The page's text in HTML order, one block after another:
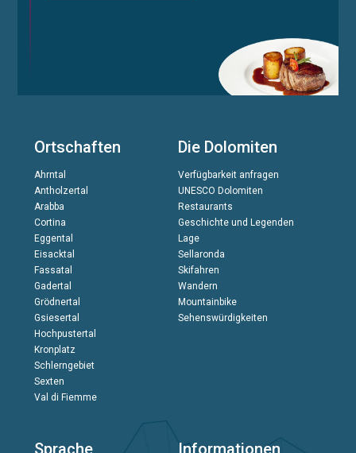
Ortschaften
Ahrntal
Antholzertal
Arabba
Cortina
Eggental
Eisacktal
Fassatal
Gadertal
Grödnertal
Gsiesertal
Hochpustertal
Kronplatz
Schlerngebiet
Sexten
Val di Fiemme
Die Dolomiten
Verfügbarkeit anfragen
UNESCO Dolomiten
Restaurants
Geschichte und Legenden
Lage
Sellaronda
Skifahren
Wandern
Mountainbike
Sehenswürdigkeiten